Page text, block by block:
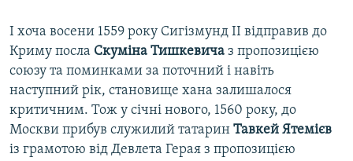
І хоча восени 1559 року Сигізмунд II відправив до
Криму посла Скуміна Тишкевича з пропозицією
союзу та поминками за поточний і навіть
наступний рік, становище хана залишалося
критичним. Тож у січні нового, 1560 року, до
Москви прибув служилий татарин Тавкей Ятемієв
із грамотою від Девлета Герая з пропозицією